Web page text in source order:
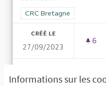
Informations sur les
Filtrer les résultats de la
CRC Bretagne
CRÉÉ LE
27/09/2023
6